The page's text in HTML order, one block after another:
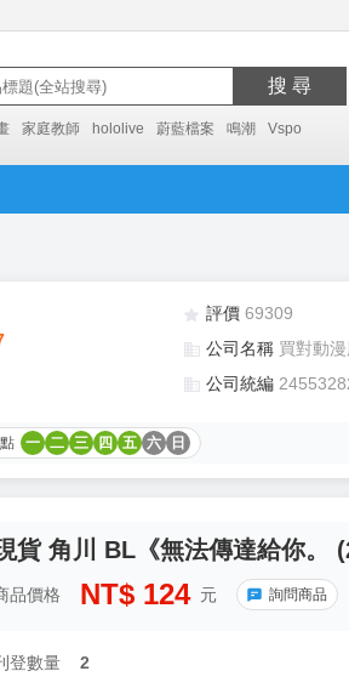
搜 尋
家庭教師 hololive 蔚藍檔案 鳴潮 Vspo
評價 69309
公司名稱 買對動
公司統編
一 二 三 四 五 六 日
貨 角川 BL《無法傳達給你。
品價格 NT$ 124 元 詢問商品
登數量 2